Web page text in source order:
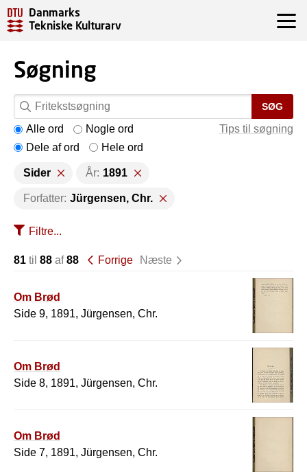
Danmarks
Tekniske Kulturarv
Søgning
SØG
Tips til søgning
Alle ord
Nogle ord
Dele af ord
Hele ord
Sider År: 1891
Forfatter: Jürgensen, Chr.
Filtre...
81 til 88 af88 Forrige Næste
Om Brød
Side 9, 1891, Jürgensen, Chr.
Om Brød
Side 8, 1891, Jürgensen, Chr.
Om Brød
Side 7, 1891, Jürgensen, Chr.